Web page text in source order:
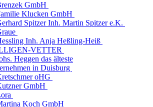
GmbH
Klucken GmbH
Spitzer Inh. Martin Spitzer e.K.
Inh. Anja Heßling-Heiß
VETTER
Heggen das älteste
in Duisburg
oHG
GmbH
Koch GmbH